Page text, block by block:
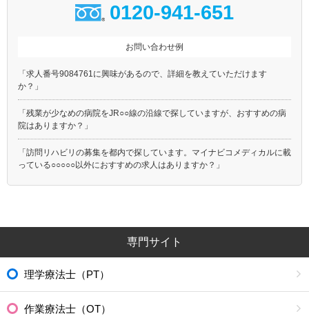
0120-941-651
お問い合わせ例
「求人番号9084761に興味があるので、詳細を教えていただけます
か？」
「残業が少なめの病院をJR○○線の沿線で探していますが、おすすめの病
院はありますか？」
「訪問リハビリの募集を都内で探しています。マイナビコメディカルに載
っている○○○○○以外におすすめの求人はありますか？」
専門サイト
理学療法士（PT）
作業療法士（OT）